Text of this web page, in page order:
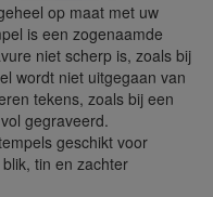
op maat met uw
is een zogenaamde
niet scherp is, zoals bij
wordt niet uitgegaan van
tekens, zoals bij een
gegraveerd.
geschikt voor
tin en zachter